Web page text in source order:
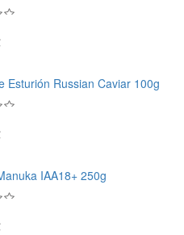
Esturión Russian Caviar 100g
IAA18+ 250g